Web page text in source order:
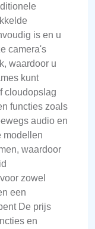
is en u
camera's
waardoor u
kunt
cloudopslag
functies zoals
audio en
modellen
waardoor
zowel
een
De prijs
en